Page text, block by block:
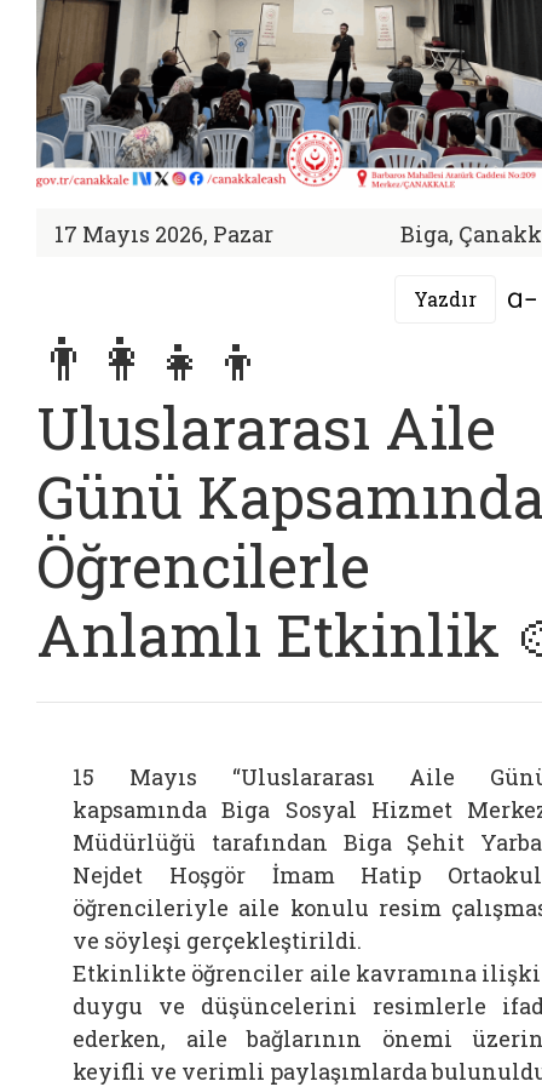
17 Mayıs 2026, Pazar Biga,
Yazdır
👨‍👩‍👧‍👦
Uluslararası Aile
Günü
Öğrencilerle
Anlamlı Etkinlik
15 Mayıs “Uluslararası Aile
kapsamında Biga Sosyal Hizmet
Müdürlüğü tarafından Biga Şehit
Nejdet Hoşgör İmam Hatip
öğrencileriyle aile konulu resim
ve söyleşi gerçekleştirildi.
Etkinlikte öğrenciler aile kavramına
duygu ve düşüncelerini resimlerle
ederken, aile bağlarının önemi
keyifli ve verimli paylaşımlarda